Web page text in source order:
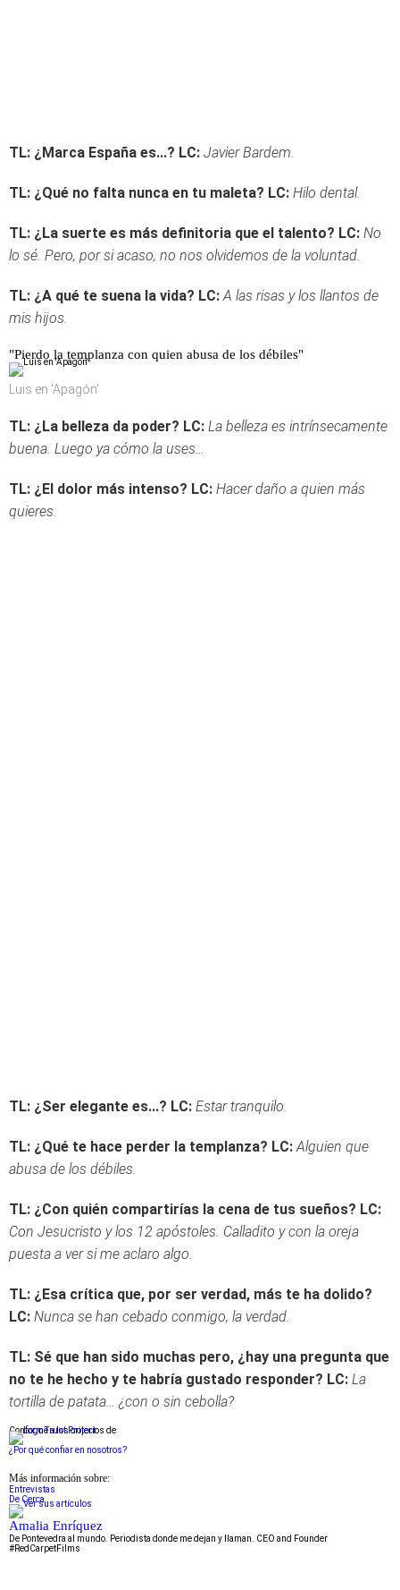
TL: ¿Marca España es...? LC: Javier Bardem.
TL: ¿Qué no falta nunca en tu maleta? LC: Hilo dental.
TL: ¿La suerte es más definitoria que el talento? LC: No
lo sé. Pero, por si acaso, no nos olvidemos de la voluntad.
TL: ¿A qué te suena la vida? LC: A las risas y los llantos de
mis hijos.
"Pierdo la templanza con quien abusa de los débiles"
Luis en 'Apagón'
TL: ¿La belleza da poder? LC: La belleza es intrínsecamente
buena. Luego ya cómo la uses…
TL: ¿El dolor más intenso? LC: Hacer daño a quien más
quieres.
TL: ¿Ser elegante es...? LC: Estar tranquilo.
TL: ¿Qué te hace perder la templanza? LC: Alguien que
abusa de los débiles.
TL: ¿Con quién compartirías la cena de tus sueños? LC:
Con Jesucristo y los 12 apóstoles. Calladito y con la oreja
puesta a ver si me aclaro algo.
TL: ¿Esa crítica que, por ser verdad, más te ha dolido?
LC: Nunca se han cebado conmigo, la verdad.
TL: Sé que han sido muchas pero, ¿hay una pregunta que
no te he hecho y te habría gustado responder? LC: La
tortilla de patata… ¿con o sin cebolla?
Conforme a los criterios de
¿Por qué confiar en nosotros?
Más información sobre:
Entrevistas
De Cerca
Amalia Enríquez
De Pontevedra al mundo. Periodista donde me dejan y llaman. CEO and Founder
#RedCarpetFilms